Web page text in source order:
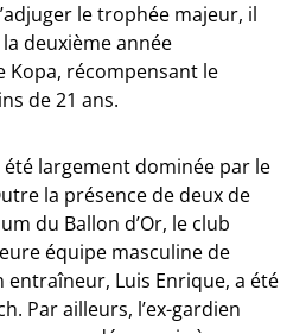
le trophée majeur, il
deuxième année
Kopa, récompensant le
de 21 ans.
largement dominée par le
la présence de deux de
du Ballon d’Or, le club
équipe masculine de
entraîneur, Luis Enrique, a été
Par ailleurs, l’ex-gardien